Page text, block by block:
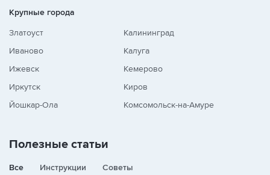
Крупные города
Златоуст
Иваново
Ижевск
Иркутск
Йошкар-Ола
Калининград
Калуга
Кемерово
Киров
Комсомольск-на-Амуре
Полезные статьи
Все Инструкции Советы